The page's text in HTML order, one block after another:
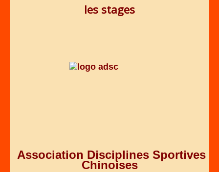
les stages
Association Disciplines Sportives
Chinoises